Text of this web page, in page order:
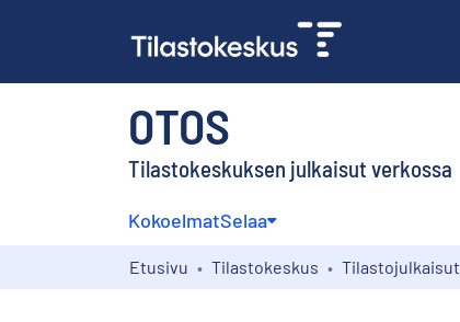
OTOS
Tilastokeskuksen julkaisut verkossa
KokoelmatSelaa
Etusivu Tilastokeskus Tilastojulkaisut